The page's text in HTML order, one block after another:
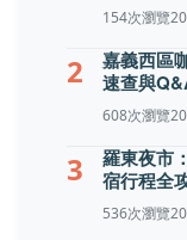
154次瀏覽
2
嘉義西區
速查與
608次瀏覽
3
羅東夜市
宿行程全
536次瀏覽